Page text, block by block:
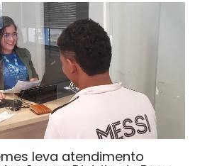
leva atendimento